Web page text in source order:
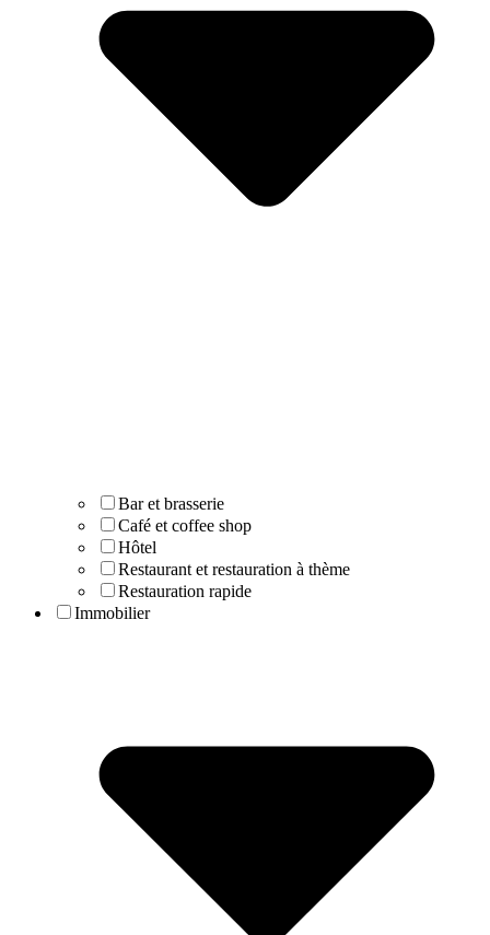
Bar et brasserie
Café et coffee shop
Hôtel
Restaurant et restauration à thème
Restauration rapide
Immobilier